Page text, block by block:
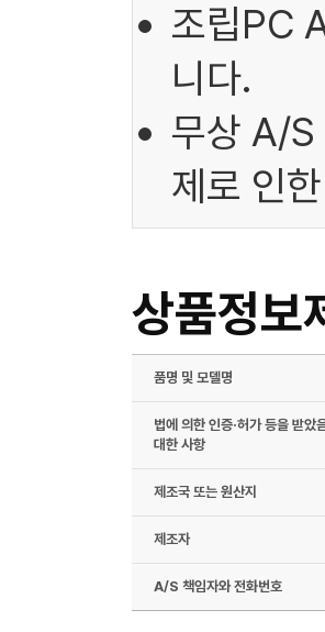
조립PC
니다.
무상 A/S
제로 인
상품정보
품명 및 모델명
법에 의한 인증·허가 등을 받았
대한 사항
제조국 또는 원산지
제조자
A/S 책임자와 전화번호